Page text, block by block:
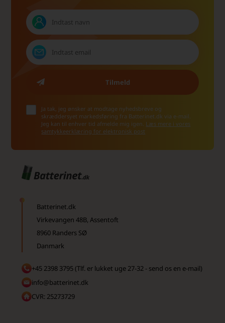
Ja tak, jeg ønsker at modtage nyhedsbreve og
skræddersyet markedsføring fra Batterinet.dk via e-mail.
Jeg kan til enhver tid afmelde mig igen. Læs mere i vores
samtykkeerklæring for elektronisk post
Batterinet.dk
Virkevangen 48B, Assentoft
8960 Randers SØ
Danmark
+45 2398 3795 (Tlf. er lukket uge 27-32 - send os en e-mail)
info@batterinet.dk
CVR: 25273729